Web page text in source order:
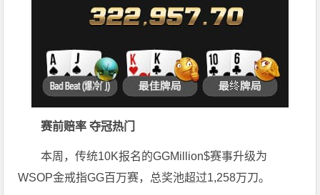
赛前赔率 夺冠热门
本周，传统10K报名的GGMillion$赛事升级为
WSOP金戒指GG百万赛，总奖池超过1,258万刀。